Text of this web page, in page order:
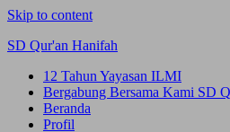
Skip to content
SD Qur'an Hanifah
12 Tahun Yayasan ILMI
Bergabung Bersama Kami SD
Beranda
Profil